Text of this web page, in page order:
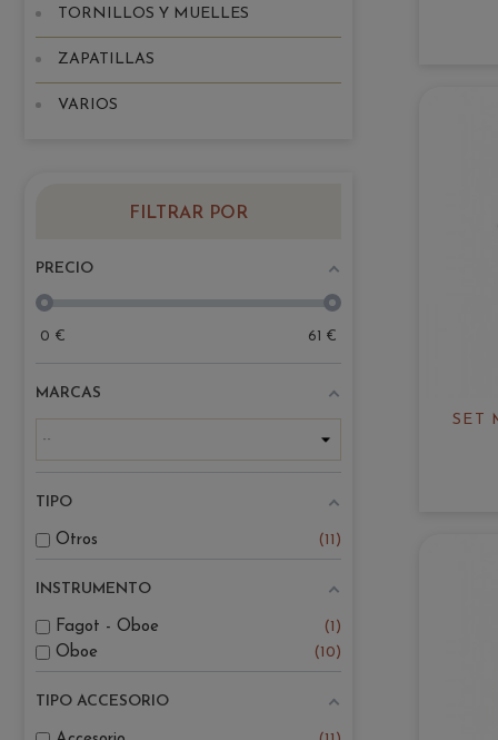
TORNILLOS Y MUELLES
ZAPATILLAS
VARIOS
FILTRAR POR
PRECIO
0 € 61 €
MARCAS
TIPO
Otros 11
INSTRUMENTO
Fagot - Oboe
1
Oboe
10
TIPO ACCESORIO
SET